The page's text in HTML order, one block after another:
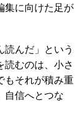
集に向けた足が
んだ」という
読むのは、小さ
もそれが積み重
自信へとつな